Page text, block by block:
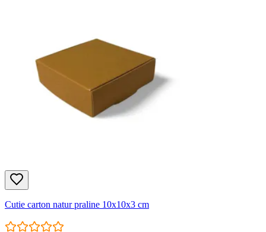
Cutie carton natur praline 10x10x3 cm